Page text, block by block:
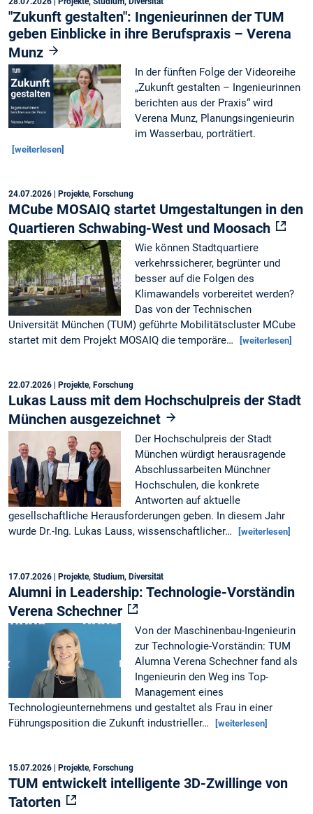
"Zukunft gestalten": Ingenieurinnen der TUM
geben Einblicke in ihre Berufspraxis – Verena
Munz
In der fünften Folge der Videoreihe
„Zukunft gestalten – Ingenieurinnen
berichten aus der Praxis“ wird
Verena Munz, Planungsingenieurin
im Wasserbau, porträtiert.
[weiterlesen]
24.07.2026 | Projekte, Forschung
MCube MOSAIQ startet Umgestaltungen in den
Quartieren Schwabing-West und Moosach
Wie können Stadtquartiere
verkehrssicherer, begrünter und
besser auf die Folgen des
Klimawandels vorbereitet werden?
Das von der Technischen
Universität München (TUM) geführte Mobilitätscluster MCube
startet mit dem Projekt MOSAIQ die temporäre…
[weiterlesen]
22.07.2026 | Projekte, Forschung
Lukas Lauss mit dem Hochschulpreis der Stadt
München ausgezeichnet
Der Hochschulpreis der Stadt
München würdigt herausragende
Abschlussarbeiten Münchner
Hochschulen, die konkrete
Antworten auf aktuelle
gesellschaftliche Herausforderungen geben. In diesem Jahr
wurde Dr.-Ing. Lukas Lauss, wissenschaftlicher…
[weiterlesen]
17.07.2026 | Projekte, Studium, Diversität
Alumni in Leadership: Technologie-Vorständin
Verena Schechner
Von der Maschinenbau-Ingenieurin
zur Technologie-Vorständin: TUM
Alumna Verena Schechner fand als
Ingenieurin den Weg ins Top-
Management eines
Technologieunternehmens und gestaltet als Frau in einer
Führungsposition die Zukunft industrieller…
[weiterlesen]
15.07.2026 | Projekte, Forschung
TUM entwickelt intelligente 3D-Zwillinge von
Tatorten